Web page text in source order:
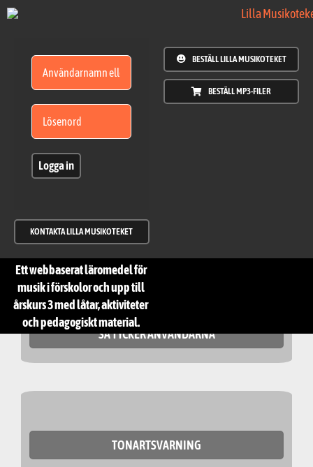
Fortsätt
Logga in
BESTÄLL LILLA MUSIKOTEKET
BESTÄLL MP3-FILER
KONTAKTA LILLA MUSIKOTEKET
Ett webbaserat läromedel för
musik i förskolor och upp till
årskurs 3 med låtar, aktiviteter
och pedagogiskt material.
SÅ TYCKER ANVÄNDARNA
TONARTSVARNING